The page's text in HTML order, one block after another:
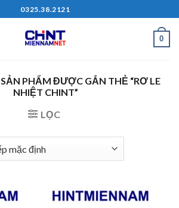
0325.38.2121
0
SẢN PHẨM ĐƯỢC GẮN THẺ “RƠ LE
NHIỆT CHINT”
LỌC